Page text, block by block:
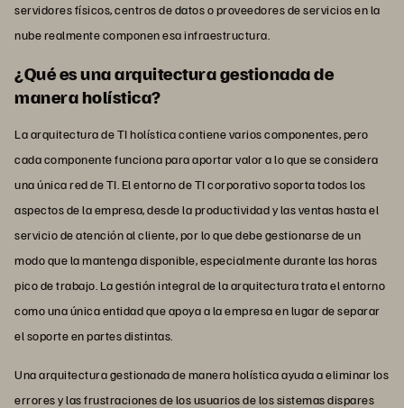
servidores físicos, centros de datos o proveedores de servicios en la
nube realmente componen esa infraestructura.
¿Qué es una arquitectura gestionada de
manera holística?
La arquitectura de TI holística contiene varios componentes, pero
cada componente funciona para aportar valor a lo que se considera
una única red de TI. El entorno de TI corporativo soporta todos los
aspectos de la empresa, desde la productividad y las ventas hasta el
servicio de atención al cliente, por lo que debe gestionarse de un
modo que la mantenga disponible, especialmente durante las horas
pico de trabajo. La gestión integral de la arquitectura trata el entorno
como una única entidad que apoya a la empresa en lugar de separar
el soporte en partes distintas.
Una arquitectura gestionada de manera holística ayuda a eliminar los
errores y las frustraciones de los usuarios de los sistemas dispares